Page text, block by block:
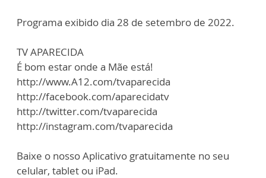
Programa exibido dia 28 de setembro de 2022.
TV APARECIDA
É bom estar onde a Mãe está!
http://www.A12.com/tvaparecida
http://facebook.com/aparecidatv
http://twitter.com/tvaparecida
http://instagram.com/tvaparecida
Baixe o nosso Aplicativo gratuitamente no seu
celular, tablet ou iPad.